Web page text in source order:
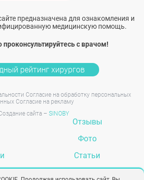
предназначена для ознакомления и
медицинскую помощь.
проконсультируйтесь с врачом!
рейтинг хирургов
Согласие на обработку персональных
Согласие на рекламу
сайта – SINOBY
Отзывы
Фото
Статьи